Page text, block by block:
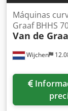
Wijchen
Máquinas
Graaf BHHS
Van de
Información de